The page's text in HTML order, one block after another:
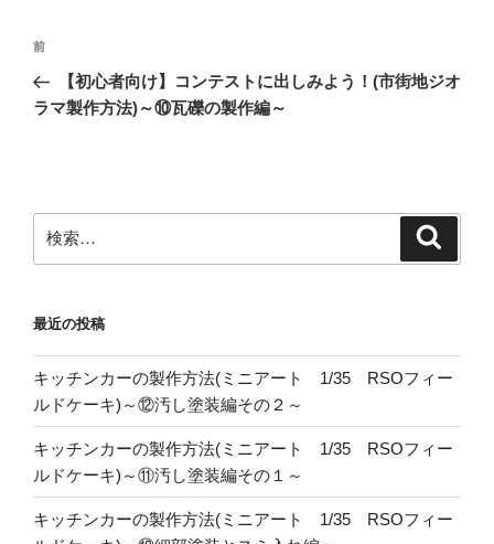
投
ナ
シ
ョ
前
の
投
前
【初心者向け】コンテストに出しみよう！(市街地ジオ
ラマ製作方法)～⑩瓦礫の製作編～
索:
最近の投稿
キッチンカーの製作方法(ミニアート 1/35 RSOフィー
ルドケーキ)～⑫汚し塗装編その２～
キッチンカーの製作方法(ミニアート 1/35 RSOフィー
ルドケーキ)～⑪汚し塗装編その１～
キッチンカーの製作方法(ミニアート 1/35 RSOフィー